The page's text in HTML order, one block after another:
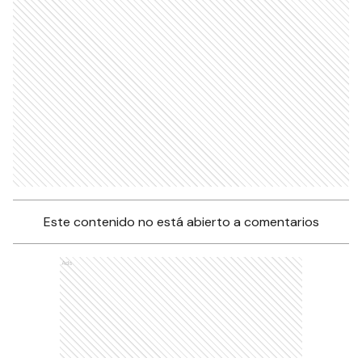
Este contenido no está abierto a comentarios
Ads